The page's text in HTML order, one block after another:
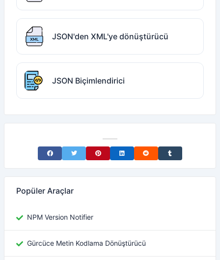
JSON'den XML'ye dönüştürücü
JSON Biçimlendirici
Share on Facebook
Share on TwitterShare on Pinterest
Share on LinkedIn
Share on RedditShare on Tumblr
Popüler Araçlar
NPM Version Notifier
Gürcüce Metin Kodlama Dönüştürücü